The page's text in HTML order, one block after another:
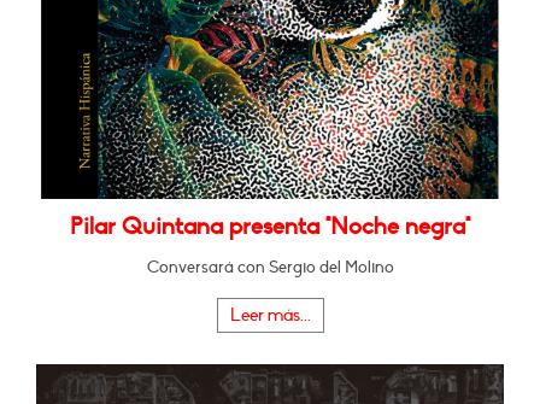
Pilar Quintana presenta "Noche negra"
Conversará con Sergio del Molino
Leer más...